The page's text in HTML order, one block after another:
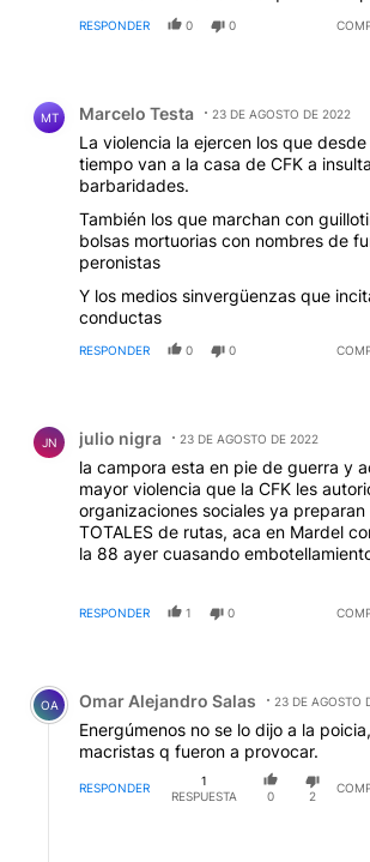
RESPONDER 0 0
MT Marcelo Testa 23 DE AGOSTO DE 2022
La violencia la ejercen los que
tiempo van a la casa de CFK a
barbaridades.
También los que marchan con
bolsas mortuorias con nombres de
peronistas
Y los medios sinvergüenzas que
conductas
RESPONDER 0 0
JN julio nigra 23 DE AGOSTO DE 2022
la campora esta en pie de guerra y
mayor violencia que la CFK les
organizaciones sociales ya preparan
TOTALES de rutas, aca en Mardel
la 88 ayer cuasando
cuadras de gente que venia y se
aire !!!!
RESPONDER 1 0
Comentario de Omar Alejandro Salas.
OA Omar Alejandro Salas 23 DE AGOSTO
Energúmenos no se lo dijo a la
macristas q fueron a provocar.
RESPONDER
1
RESPUESTA
0 2